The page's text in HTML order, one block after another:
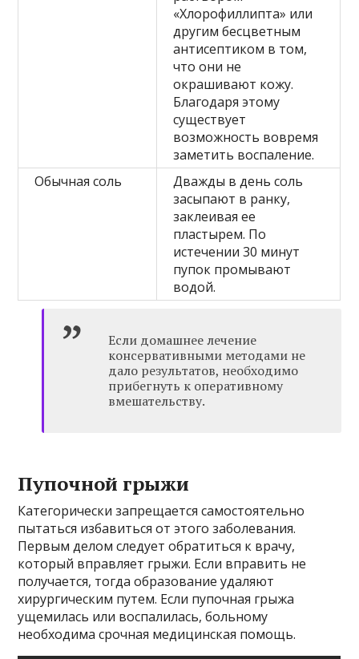
«Хлорофиллипта» или
другим бесцветным
антисептиком в том,
что они не
окрашивают кожу.
Благодаря этому
существует
возможность вовремя
заметить воспаление.
Обычная соль
Дважды в день соль
засыпают в ранку,
заклеивая ее
пластырем. По
истечении 30 минут
пупок промывают
водой.
Если домашнее лечение
консервативными методами не
дало результатов, необходимо
прибегнуть к оперативному
вмешательству.
Пупочной грыжи
Категорически запрещается самостоятельно
пытаться избавиться от этого заболевания.
Первым делом следует обратиться к врачу,
который вправляет грыжи. Если вправить не
получается, тогда образование удаляют
хирургическим путем. Если пупочная грыжа
ущемилась или воспалилась, больному
необходима срочная медицинская помощь.